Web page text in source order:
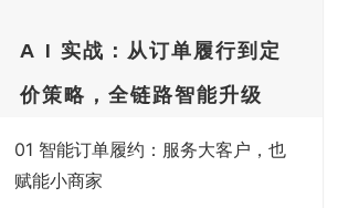
A I 实战：从订单履行到定
价策略，全链路智能升级
01 智能订单履约：服务大客户，也
赋能小商家